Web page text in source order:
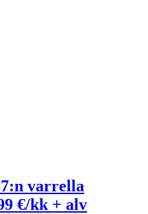
varrella
€/kk + alv